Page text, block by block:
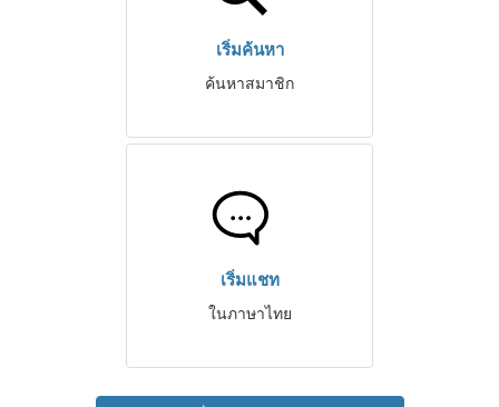
เริ่มค้นหา
ค้นหาสมาชิก
เริ่มแชท
ในภาษาไทย